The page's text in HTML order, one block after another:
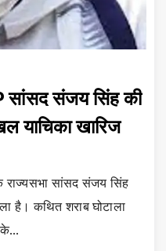
संजय सिंह की
याचिका खारिज
राज्यसभा सांसद संजय सिंह
है। कथित शराब घोटाला
के…